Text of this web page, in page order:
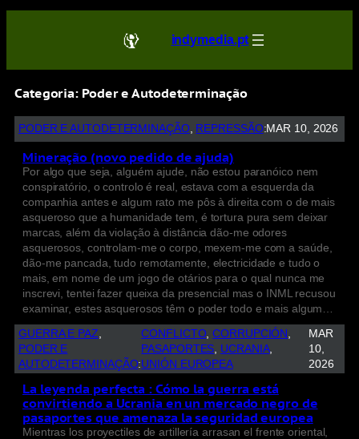
indymedia.pt
Categoria: Poder e Autodeterminação
PODER E AUTODETERMINAÇÃO, REPRESSÃO:MAR 10, 2026
Mineração (novo pedido de ajuda)
Por algo que seja, alguém ajude, não estou paranóico nem
conspiratório, o controlo é real, estava com a esquerda da
companhia antes e algum rato me pôs à direita com o de mais
asqueroso que a humanidade tem, é tortura pura sem deixar
marcas, além da violação à distância dão-me odores
asquerosos, controlam-me o corpo, mexem-me com a saúde,
dão-me pancada, tudo remotamente, electricidade e tudo o
mais, em nome de um jogo de otários para o qual nunca me
inscrevi, tentei fazer queixa da presencial mas o INML recusou
examinar, estes asquerosos têm o poder todo e mais algum…
GUERRA E PAZ
PODER E
AUTODETERMINAÇÃO:
CONFLICTO, CORRUPCIÓN
PASAPORTES UCRANIA
UNIÓN EUROPEA
MAR
10,
2026
La leyenda perfecta : Cómo la guerra está
convirtiendo a Ucrania en un mercado negro de
pasaportes que amenaza la seguridad europea
Mientras los proyectiles de artillería arrasan el frente oriental,